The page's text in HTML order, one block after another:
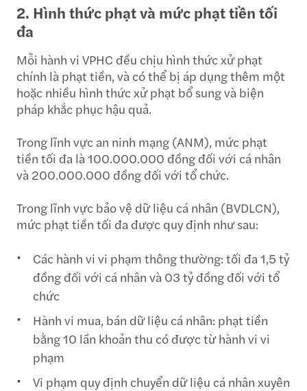
2. Hình thức phạt và mức phạt tiền tối
đa
Mỗi hành vi VPHC đều chịu hình thức xử phạt
chính là phạt tiền, và có thể bị áp dụng thêm một
hoặc nhiều hình thức xử phạt bổ sung và biện
pháp khắc phục hậu quả.
Trong lĩnh vực an ninh mạng (ANM), mức phạt
tiền tối đa là 100.000.000 đồng đối với cá nhân
và 200.000.000 đồng đối với tổ chức.
Trong lĩnh vực bảo vệ dữ liệu cá nhân (BVDLCN),
mức phạt tiền tối đa được quy định như sau:
Các hành vi vi phạm thông thường: tối đa 1,5 tỷ
đồng đối với cá nhân và 03 tỷ đồng đối với tổ
chức
Hành vi mua, bán dữ liệu cá nhân: phạt tiền
bằng 10 lần khoản thu có được từ hành vi vi
phạm
Vi phạm quy định chuyển dữ liệu cá nhân xuyên